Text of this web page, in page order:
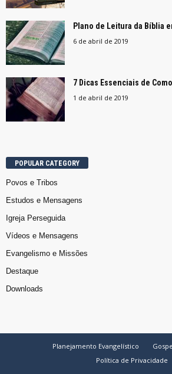
Plano de Leitura da Bíblia
6 de abril de 2019
7 Dicas Essenciais de
1 de abril de 2019
POPULAR CATEGORY
Povos e Tribos
Estudos e Mensagens
Igreja Perseguida
Vídeos e Mensagens
Evangelismo e Missões
Destaque
Downloads
Planejamento Evangelístico
Política de Privacidade